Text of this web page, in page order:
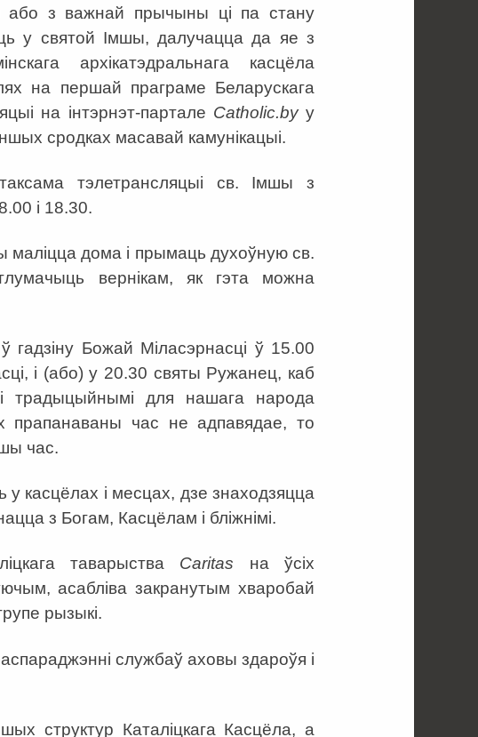
або з важнай прычыны ці па стану
у святой Імшы, далучацца да яе з
архікатэдральнага касцёла
на першай праграме Беларускага
на інтэрнэт-партале Catholic.byу
сродках масавай камунікацыі.
тэлетрансляцыі св. Імшы з
і 18.30.
маліцца дома і прымаць духоўную св.
вернікам, як гэта можна
гадзіну Божай Міласэрнасці ў 15.00
і (або) у 20.30 святы Ружанец, каб
традыцыйнымі для нашага народа
прапанаваны час не адпавядае, то
час.
у касцёлах і месцах, дзе знаходзяцца
з Богам, Касцёлам і бліжнімі.
таварыства Caritas на ўсіх
асабліва закранутым хваробай
рызыкі.
службаў аховы здароўя і
структур Каталіцкага Касцёла, а